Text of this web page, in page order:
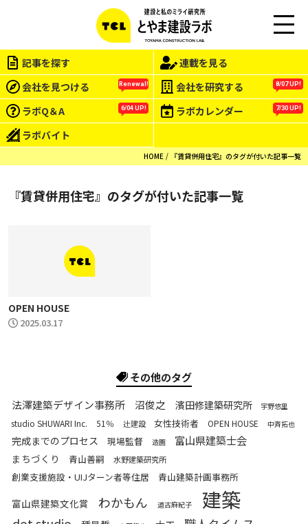
EN
記事を探す
連載を見る
会社を見つける
Renewal! 会社を研究する 8/07 UP!
ラボQ＆A 6/04 UP! ラボカレンダー 7/30 UP!
ラボバイト
HOME 『賃貸併用住宅』のタグが付いた記事一覧
『賃貸併用住宅』のタグが付いた記事一覧
OPEN HOUSE
2025.03.17
その他のタグ
法澤建築デザイン事務所
沼俊之 濱田修建築研究所 宇野悠里
studio SHUWARI Inc. 51％ 辻建設 女性技術者 OPEN HOUSE 中斉拓也
完成までのプロセス 現場監督 造園 富山県建築士会
まちづくり 青山善嗣 水野建築研究所
創業支援施設・UIJターン者等住居 青山建築計画事務所
富山県建築文化賞 わかもん 道古麻紀子 建築